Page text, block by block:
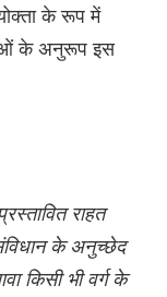
के रूप में
के अनुरूप इस
राहत
के अनुच्छेद
किसी भी वर्ग के